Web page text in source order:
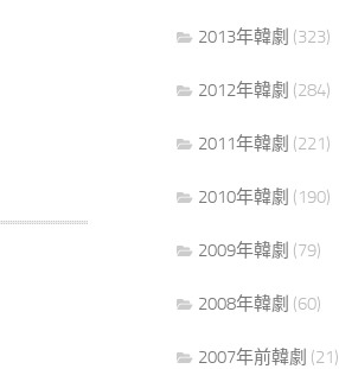
2013年韓劇 (323)
2012年韓劇 (284)
2011年韓劇 (221)
2010年韓劇 (190)
2009年韓劇 (79)
2008年韓劇 (60)
2007年前韓劇 (21)